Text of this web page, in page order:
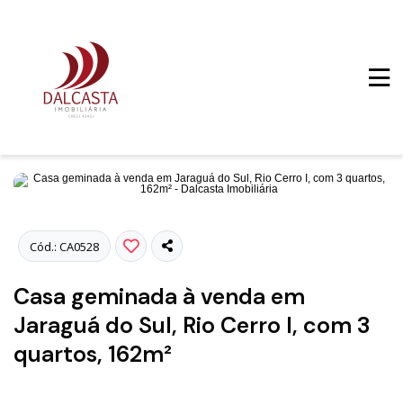
Cód.: CA0528
Casa geminada à venda em
Jaraguá do Sul, Rio Cerro I, com 3
quartos, 162m²